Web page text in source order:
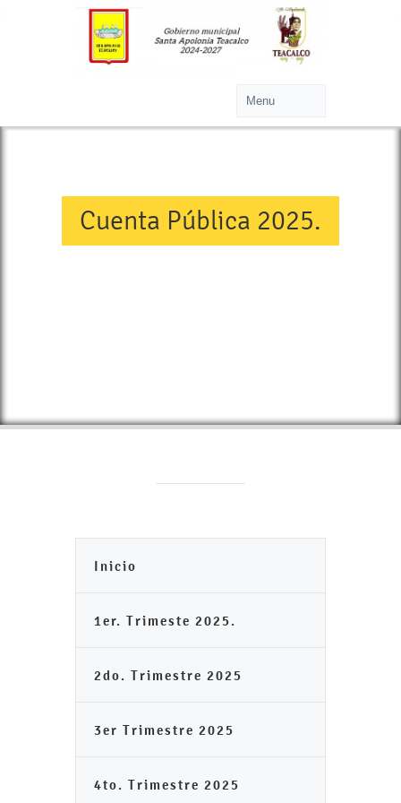
Cuenta Pública 2025.
Inicio
1er. Trimeste 2025.
2do. Trimestre 2025
3er Trimestre 2025
4to. Trimestre 2025